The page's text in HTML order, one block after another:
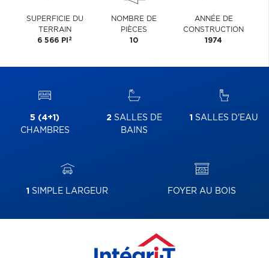
SUPERFICIE DU
TERRAIN
6 566 PI 2
NOMBRE DE
PIÈCES
10
ANNÉE DE
CONSTRUCTION
1974
5 (4+1)
CHAMBRES
2 SALLES DE
BAINS
1 SALLES D'EAU
1 SIMPLE LARGEUR FOYER AU BOIS